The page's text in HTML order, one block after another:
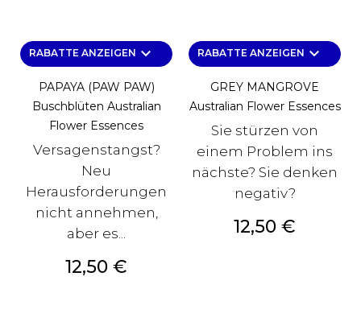
RABATTE ANZEIGEN keyboard_arrow_down
PAPAYA (PAW PAW)
Buschblüten Australian
Flower Essences
Versagenstangst?
Neu
Herausforderungen
nicht annehmen,
aber es...
Preis
12,50 €
RABATTE ANZEIGEN keyboard_arrow_down
GREY MANGROVE
Australian Flower Essences
Sie stürzen von
einem Problem ins
nächste? Sie denken
negativ?
Preis
12,50 €